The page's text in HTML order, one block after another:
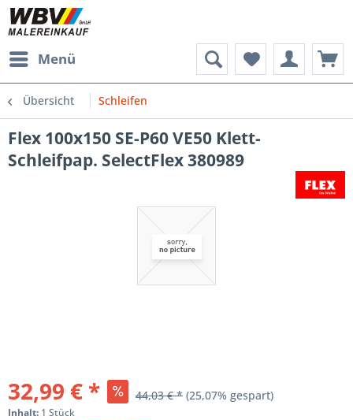
Menü
Übersicht Schleifen
Flex 100x150 SE-P60 VE50 Klett-
Schleifpap. SelectFlex 380989
32,99 € * 44,03 € * (25,07% gespart)
Inhalt: 1 Stück